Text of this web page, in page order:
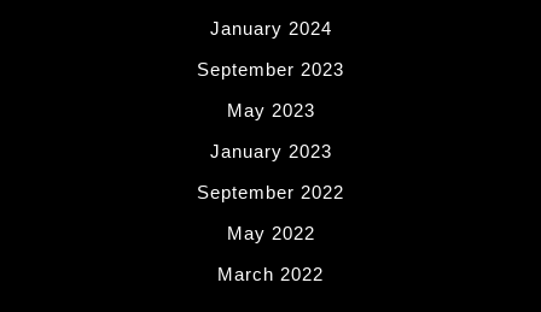
January 2024
September 2023
May 2023
January 2023
September 2022
May 2022
March 2022